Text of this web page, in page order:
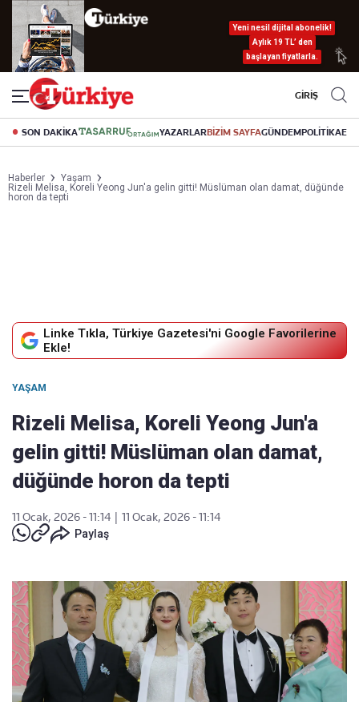
Yeni nesil dijital abonelik!
Aylık 19 TL’ den
başlayan fiyatlarla.
GİRİŞ
SON DAKİKA YAZARLARBİZİM SAYFAGÜNDEMPOLİTİKA
Haberler
Yaşam
Rizeli Melisa, Koreli Yeong Jun'a gelin gitti! Müslüman olan damat, düğünde
horon da tepti
Linke Tıkla, Türkiye Gazetesi'ni Google Favorilerine
Ekle!
YAŞAM
Rizeli Melisa, Koreli Yeong Jun'a
gelin gitti! Müslüman olan damat,
düğünde horon da tepti
11 Ocak, 2026 - 11:14
11 Ocak, 2026 - 11:14
Paylaş